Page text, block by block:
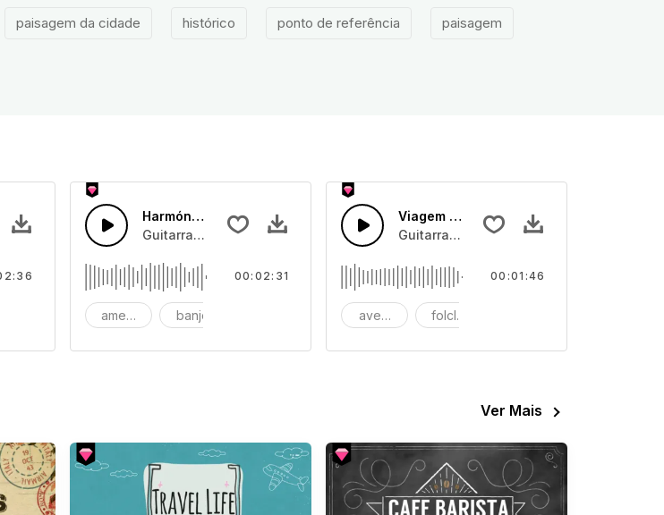
paisagem da cidade histórico ponto de referência paisagem
divertida e animadora com guitarra de baixo e bateria
Harmónica Country Rock
Guitarra Rock Country Harmónica com bateria de meio-tempo
americana banjo
00:02:31
Viagem Acústica Folclórica
Guitarra folclórica acústica com pisadas
aventura acústicafolclórico acústico
00:01:46
Ver Mais